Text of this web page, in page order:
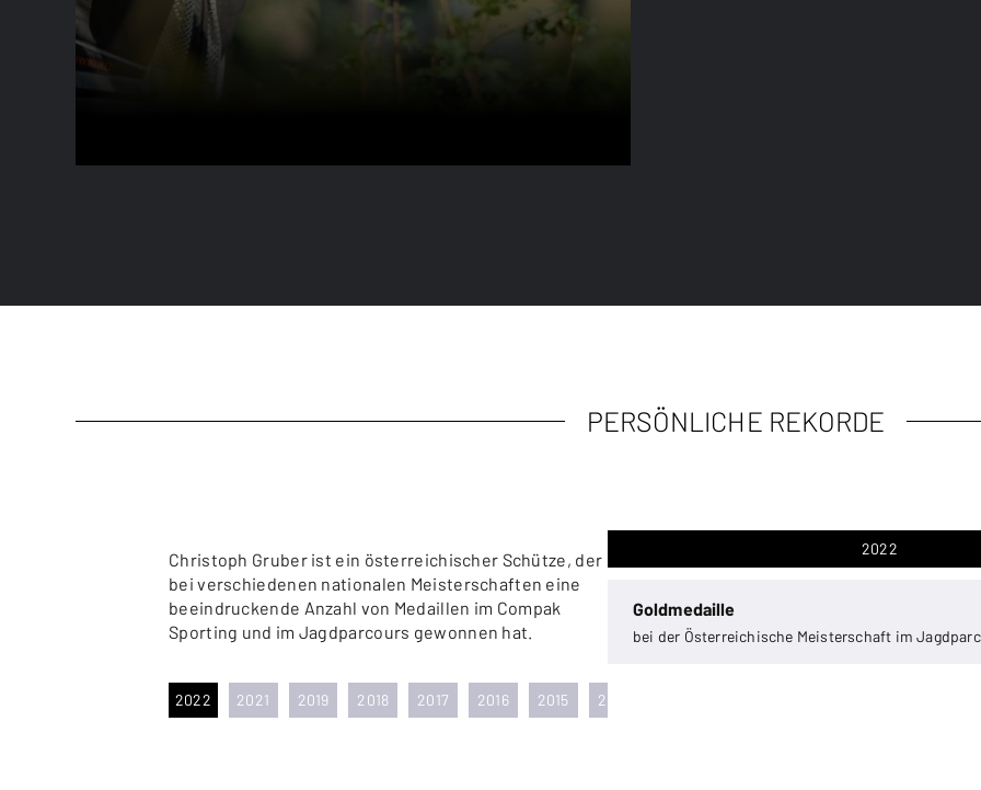
PERSÖNLICHE REKORDE
Christoph Gruber ist ein österreichischer Schütze, der
bei verschiedenen nationalen Meisterschaften eine
beeindruckende Anzahl von Medaillen im Compak
Sporting und im Jagdparcours gewonnen hat.
2022 2021 2019 2018 2017 2016 2015 2013
2022
Goldmedaille
bei der Österreichische Meisterschaft im